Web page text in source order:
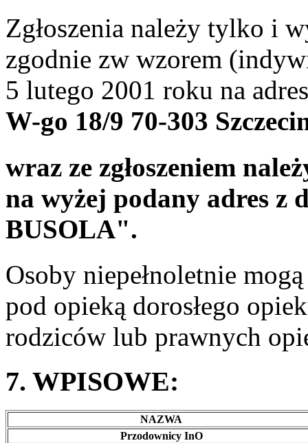
Zgłoszenia należy tylko i
zgodnie zw wzorem
5 lutego 2001 roku na
W-go 18/9 70-303
wraz ze zgłoszeniem
na wyżej podany adres
BUSOLA".
Osoby niepełnoletnie
pod opieką dorosłego
rodziców lub prawnych
7. WPISOWE:
NAZWA
Przodownicy InO